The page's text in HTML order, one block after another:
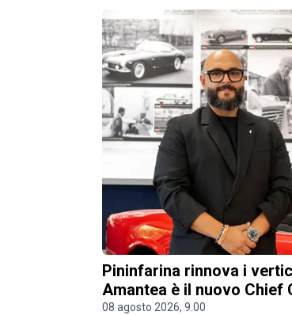
Pininfarina rinnova i
Amantea è il nuovo Chief
08 agosto 2026, 9.00